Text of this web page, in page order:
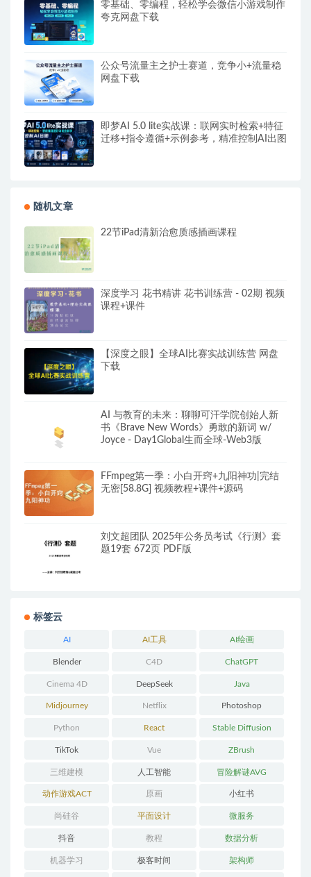
零基础、零编程，轻松学会微信小游戏制作
夸克网盘下载
公众号流量主之护士赛道，竞争小+流量稳
网盘下载
即梦AI 5.0 lite实战课：联网实时检索+特征
迁移+指令遵循+示例参考，精准控制AI出图
随机文章
22节iPad清新治愈质感插画课程
深度学习 花书精讲 花书训练营 - 02期 视频
课程+课件
【深度之眼】全球AI比赛实战训练营 网盘
下载
AI 与教育的未来：聊聊可汗学院创始人新
书《Brave New Words》勇敢的新词 w/
Joyce - Day1Global生而全球-Web3版
FFmpeg第一季：小白开窍+九阳神功|完结
无密[58.8G] 视频教程+课件+源码
刘文超团队 2025年公务员考试《行测》套
题19套 672页 PDF版
标签云
AI AI工具 AI绘画
Blender C4D ChatGPT
Cinema 4D DeepSeek Java
Midjourney Netflix Photoshop
Python React Stable Diffusion
TikTok Vue ZBrush
三维建模 人工智能 冒险解谜AVG
动作游戏ACT 原画 小红书
尚硅谷 平面设计 微服务
抖音 教程 数据分析
机器学习 极客时间 架构师